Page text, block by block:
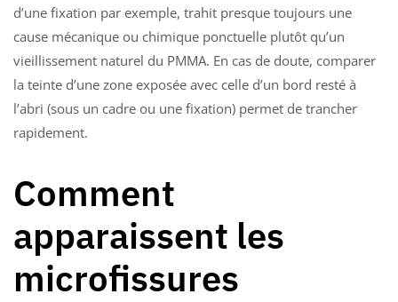
d’une fixation par exemple, trahit presque toujours une
cause mécanique ou chimique ponctuelle plutôt qu’un
vieillissement naturel du PMMA. En cas de doute, comparer
la teinte d’une zone exposée avec celle d’un bord resté à
l’abri (sous un cadre ou une fixation) permet de trancher
rapidement.
Comment
apparaissent les
microfissures